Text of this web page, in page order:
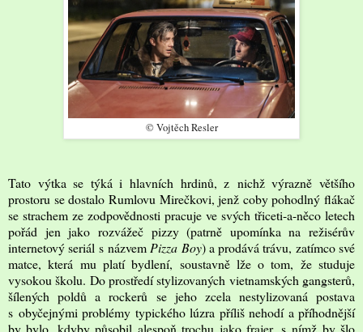
© Vojtěch Resler
Tato výtka se týká i hlavních hrdinů, z nichž výrazně většího
prostoru se dostalo Rumlovu Mirečkovi, jenž coby pohodlný flákač
se strachem ze zodpovědnosti pracuje ve svých třiceti-a-něco letech
pořád jen jako rozvážeč pizzy (patrně upomínka na režisérův
internetový seriál s názvem Pizza Boy) a prodává trávu, zatímco své
matce, která mu platí bydlení, soustavně lže o tom, že studuje
vysokou školu. Do prostředí stylizovaných vietnamských gangsterů,
šílených poldů a rockerů se jeho zcela nestylizovaná postava
s obyčejnými problémy typického lúzra příliš nehodí a příhodnější
by bylo, kdyby působil alespoň trochu jako frajer, s nímž by šlo